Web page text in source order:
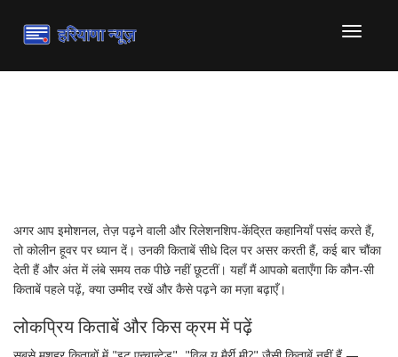
टॉगल
संचालित
अगर आप इमोशनल, तेज़ पढ़ने वाली और रिलेशनशिप-केंद्रित कहानियाँ पसंद करते हैं,
तो कोलीन हूवर पर ध्यान दें। उनकी किताबें सीधे दिल पर असर करती हैं, कई बार चौंका
देती हैं और अंत में लंबे समय तक पीछे नहीं छूटतीं। यहाँ मैं आपको बताएँगा कि कौन-सी
किताबें पहले पढ़ें, क्या उम्मीद रखें और कैसे पढ़ने का मज़ा बढ़ाएँ।
लोकप्रिय किताबें और किस क्रम में पढ़ें